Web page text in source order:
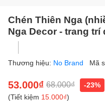
Chén Thiên Nga
Nga Decor - trang trí
Thương hiệu: No Brand Mã
53.000₫ 68.000₫
-23%
(Tiết kiệm 15.000₫)